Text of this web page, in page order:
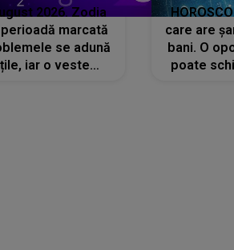
2026. Zodia
marcată
se adună
iar o veste
care are
bani. O
poate